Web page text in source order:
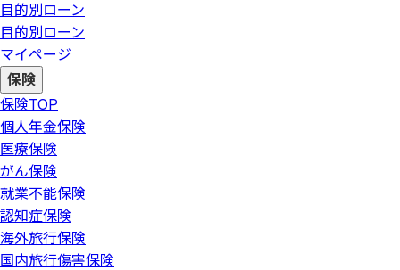
目的別ローン
目的別ローン
マイページ
保険
保険TOP
個人年金保険
医療保険
がん保険
就業不能保険
認知症保険
海外旅行保険
国内旅行傷害保険